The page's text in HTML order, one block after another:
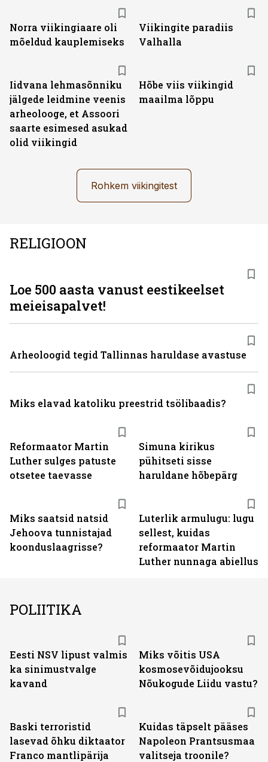
Norra viikingiaare oli
mõeldud kauplemiseks
Viikingite paradiis
Valhalla
Iidvana lehmasõnniku
jälgede leidmine veenis
arheolooge, et Assoori
saarte esimesed asukad
olid viikingid
Hõbe viis viikingid
maailma lõppu
Rohkem viikingitest
RELIGIOON
Reformaator Martin
Luther sulges patuste
otsetee taevasse
Simuna kirikus
pühitseti sisse
haruldane hõbepärg
Miks saatsid natsid
Jehoova tunnistajad
koonduslaagrisse?
Luterlik armulugu: lugu
sellest, kuidas
reformaator Martin
Luther nunnaga abiellus
Loe 500 aasta vanust eestikeelset
meieisapalvet!
Arheoloogid tegid Tallinnas haruldase avastuse
Miks elavad katoliku preestrid tsölibaadis?
POLIITIKA
Eesti NSV lipust valmis
ka sinimustvalge
kavand
Miks võitis USA
kosmosevõidujooksu
Nõukogude Liidu vastu?
Baski terroristid
lasevad õhku diktaator
Franco mantlipärija
Kuidas täpselt pääses
Napoleon Prantsusmaa
valitseja troonile?